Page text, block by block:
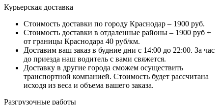
Курьерская доставка
Стоимость доставки по городу Краснодар – 1900 руб.
Стоимость доставки в отдаленные районы – 1900 руб +
от границы Краснодара 40 руб/км.
Доставим ваш заказ в будние дни с 14:00 до 22:00. За час
до приезда наш водитель с вами свяжется.
Доставку в другие города сможем осуществить
транспортной компанией. Стоимость будет рассчитана
исходя из веса и объема вашего заказа.
Разгрузочные работы